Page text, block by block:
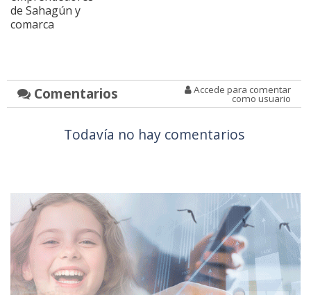
de Sahagún y
comarca
Comentarios Accede para comentar
como usuario
Todavía no hay comentarios